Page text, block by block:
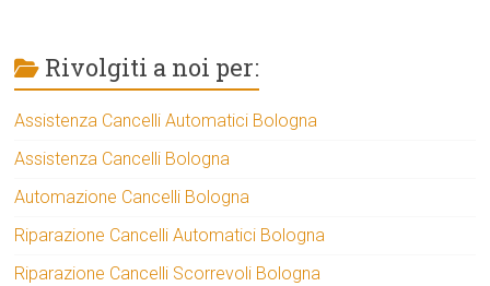
Rivolgiti a noi per:
Assistenza Cancelli Automatici Bologna
Assistenza Cancelli Bologna
Automazione Cancelli Bologna
Riparazione Cancelli Automatici Bologna
Riparazione Cancelli Scorrevoli Bologna